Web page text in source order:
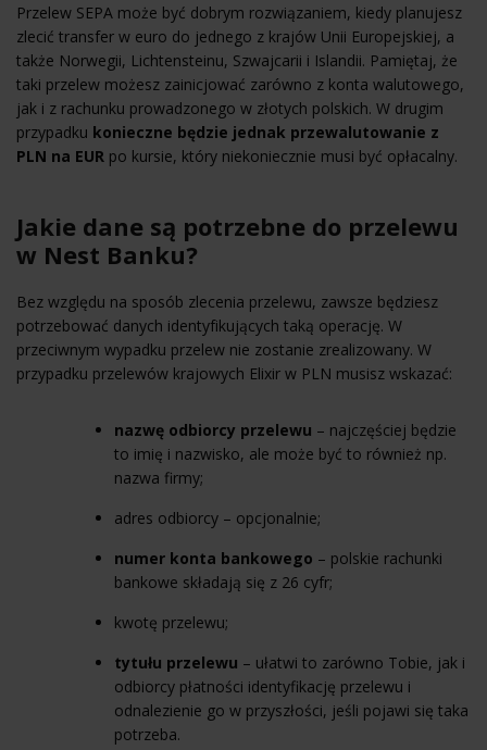
Przelew SEPA może być dobrym rozwiązaniem, kiedy planujesz
zlecić transfer w euro do jednego z krajów Unii Europejskiej, a
także Norwegii, Lichtensteinu, Szwajcarii i Islandii. Pamiętaj, że
taki przelew możesz zainicjować zarówno z konta walutowego,
jak i z rachunku prowadzonego w złotych polskich. W drugim
przypadku konieczne będzie jednak przewalutowanie z
PLN na EUR po kursie, który niekoniecznie musi być opłacalny.
Jakie dane są potrzebne do przelewu
w Nest Banku?
Bez względu na sposób zlecenia przelewu, zawsze będziesz
potrzebować danych identyfikujących taką operację. W
przeciwnym wypadku przelew nie zostanie zrealizowany. W
przypadku przelewów krajowych Elixir w PLN musisz wskazać:
nazwę odbiorcy przelewu – najczęściej będzie
to imię i nazwisko, ale może być to również np.
nazwa firmy;
adres odbiorcy – opcjonalnie;
numer konta bankowego – polskie rachunki
bankowe składają się z 26 cyfr;
kwotę przelewu;
tytułu przelewu – ułatwi to zarówno Tobie, jak i
odbiorcy płatności identyfikację przelewu i
odnalezienie go w przyszłości, jeśli pojawi się taka
potrzeba.